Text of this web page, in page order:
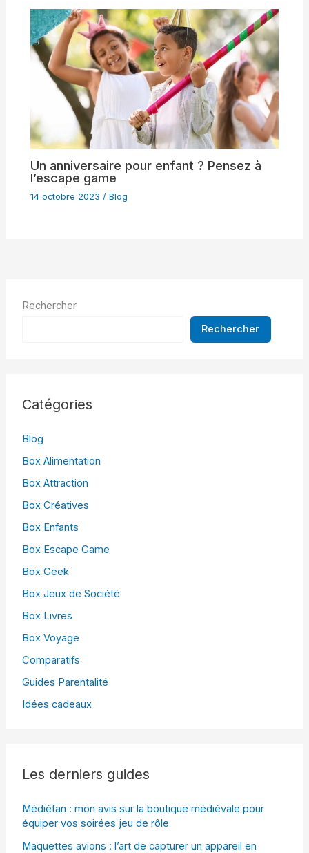
Un anniversaire pour enfant ? Pensez à
l’escape game
14 octobre 2023 /Blog
Rechercher
Rechercher
Catégories
Blog
Box Alimentation
Box Attraction
Box Créatives
Box Enfants
Box Escape Game
Box Geek
Box Jeux de Société
Box Livres
Box Voyage
Comparatifs
Guides Parentalité
Idées cadeaux
Les derniers guides
Médiéfan : mon avis sur la boutique médiévale pour
équiper vos soirées jeu de rôle
Maquettes avions : l’art de capturer un appareil en